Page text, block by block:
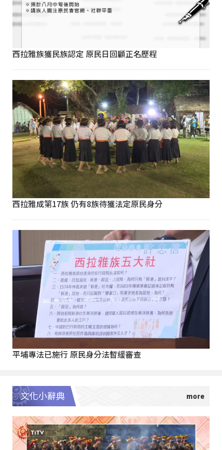
西拉雅族獲民族認定 原民日回顧正名歷程
西拉雅成第17族 仍有8族待獲法定原民身分
平埔專法已施行 原民身分法暫緩審查
文化小辭典